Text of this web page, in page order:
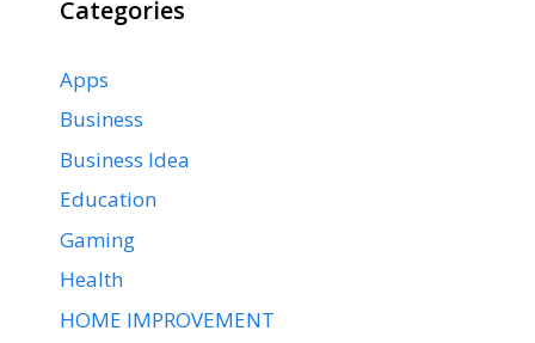
Categories
Apps
Business
Business Idea
Education
Gaming
Health
HOME IMPROVEMENT